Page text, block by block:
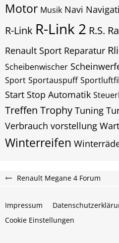
Motor Musik Navi
R-Link R-Link 2 R.S.
Renault Sport Reparatur
Scheibenwischer
Sport Sportauspuff
Start Stop Automatik
Treffen Trophy Tuning
Verbrauch vorstellung
Winterreifen
Renault Megane 4 Forum
Impressum
Cookie Einstellungen